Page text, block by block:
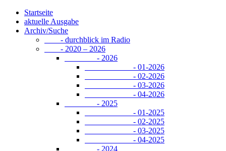
Startseite
aktuelle Ausgabe
Archiv/Suche
- durchblick im Radio
- 2020 – 2026
- 2026
- 01-2026
- 02-2026
- 03-2026
- 04-2026
- 2025
- 01-2025
- 02-2025
- 03-2025
- 04-2025
- 2024